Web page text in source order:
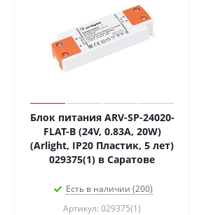
Блок питания ARV-SP-24020-
FLAT-B (24V, 0.83A, 20W)
(Arlight, IP20 Пластик, 5 лет)
029375(1) в Саратове
Есть в наличии (200)
Артикул: 029375(1)